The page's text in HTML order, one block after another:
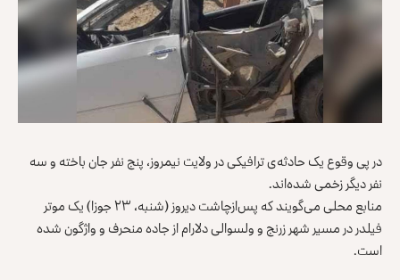
در پی وقوع یک حادثه‌ی ترافیکی در ولایت نیمروز، پنج نفر جان باخته ‏و سه
نفر دیگر زخمی شده‌اند.‏
منابع محلی می‌گویند که پس‌ازچاشت دیروز (شنبه، ۲۳ جوزا) یک ‏موتر
فیلدر در مسیر شهر زرنج و ولسوالی دلارام از جاده منحرف و ‏واژگون شده
است.‏